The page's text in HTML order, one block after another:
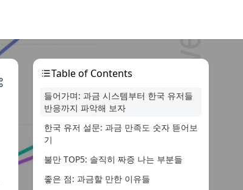
Table of Contents
들어가며: 과금 시스템부터 한국 유저들
반응까지 파악해 보자
한국 유저 설문: 과금 만족도 숫자 뜯어보
기
불만 TOP5: 솔직히 짜증 나는 부분들
좋은 점: 과금할 만한 이유들